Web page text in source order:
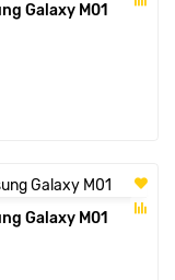
Galaxy M01
Galaxy M01